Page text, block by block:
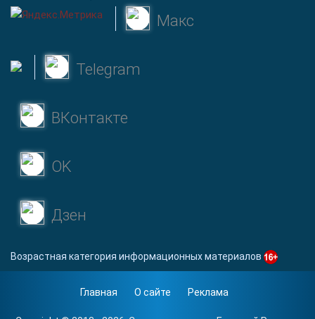
Макс
Telegram
ВКонтакте
OK
Дзен
Возрастная категория информационных материалов
Главная О сайте Реклама